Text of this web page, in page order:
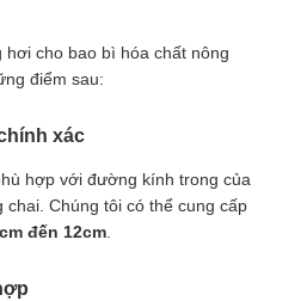
hơi cho bao bì hóa chất nông
điểm sau:
xác
hợp với đường kính trong của
chai. Chúng tôi có thể cung cấp
đến 12cm